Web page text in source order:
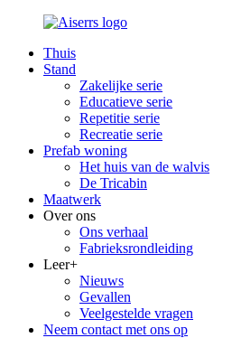
Thuis
Stand
Zakelijke serie
Educatieve serie
Repetitie serie
Recreatie serie
Prefab woning
Het huis van de walvis
De Tricabin
Maatwerk
Over ons
Ons verhaal
Fabrieksrondleiding
Leer+
Nieuws
Gevallen
Veelgestelde vragen
Neem contact met ons op